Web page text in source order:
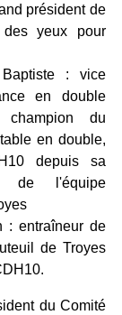
président de
des yeux pour
: vice
en double
champion du
en double,
depuis sa
de l'équipe
: entraîneur de
de Troyes
du Comité